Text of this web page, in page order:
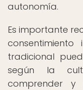
autonomía.
Es importante
tradicional
según la
comprender y